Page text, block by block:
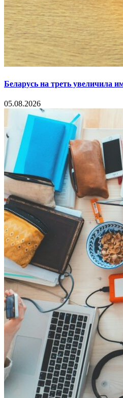
Беларусь на треть увеличила
05.08.2026